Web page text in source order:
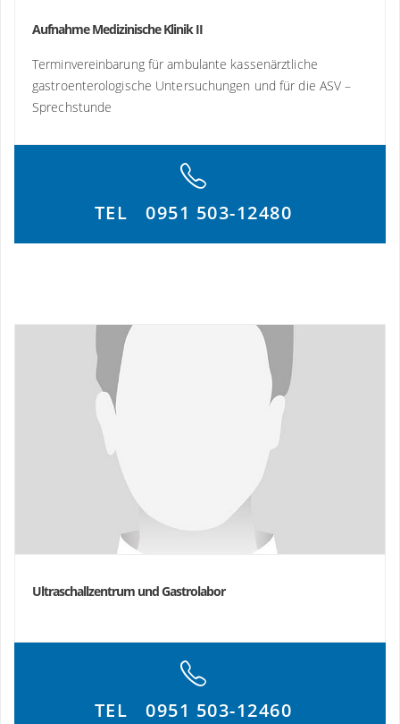
Publikationen
Aufnahme Medizinische Klinik II
Terminvereinbarung für ambulante kassenärztliche
gastroenterologische Untersuchungen und für die ASV –
Sprechstunde
TEL 0951 503-12480
Ultraschallzentrum und Gastrolabor
TEL 0951 503-12460